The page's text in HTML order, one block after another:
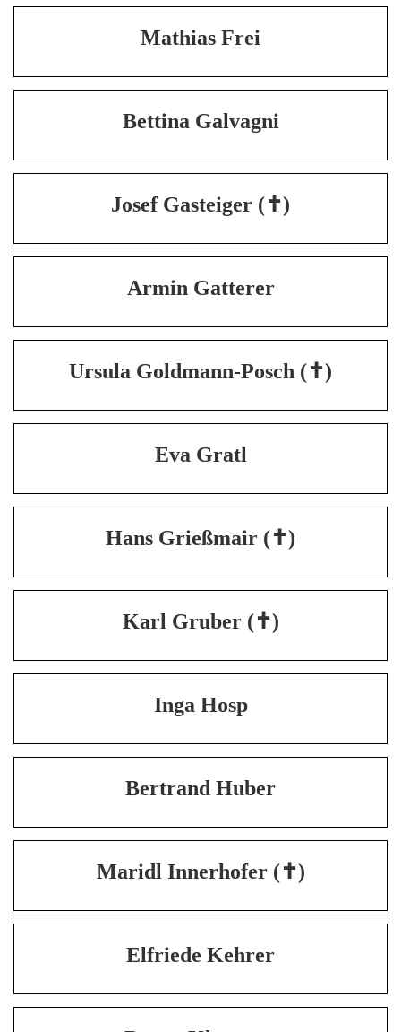
Mathias Frei
Bettina Galvagni
Josef Gasteiger (✝)
Armin Gatterer
Ursula Goldmann-Posch (✝)
Eva Gratl
Hans Grießmair (✝)
Karl Gruber (✝)
Inga Hosp
Bertrand Huber
Maridl Innerhofer (✝)
Elfriede Kehrer